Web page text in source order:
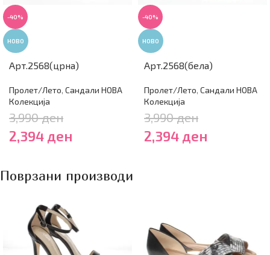
-40%
НОВО
Арт.2568(црна)
Пролет/Лето, Сандали НОВА
Колекција
3,990ден
2,394 ден
-40%
НОВО
Арт.2568(бела)
Пролет/Лето, Сандали НОВА
Колекција
3,990ден
2,394 ден
Поврзани производи